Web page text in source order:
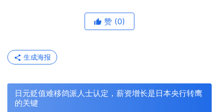
赞 (0)
生成海报
日元贬值难移鸽派人士认定，薪资增长是日本央行转鹰
的关键